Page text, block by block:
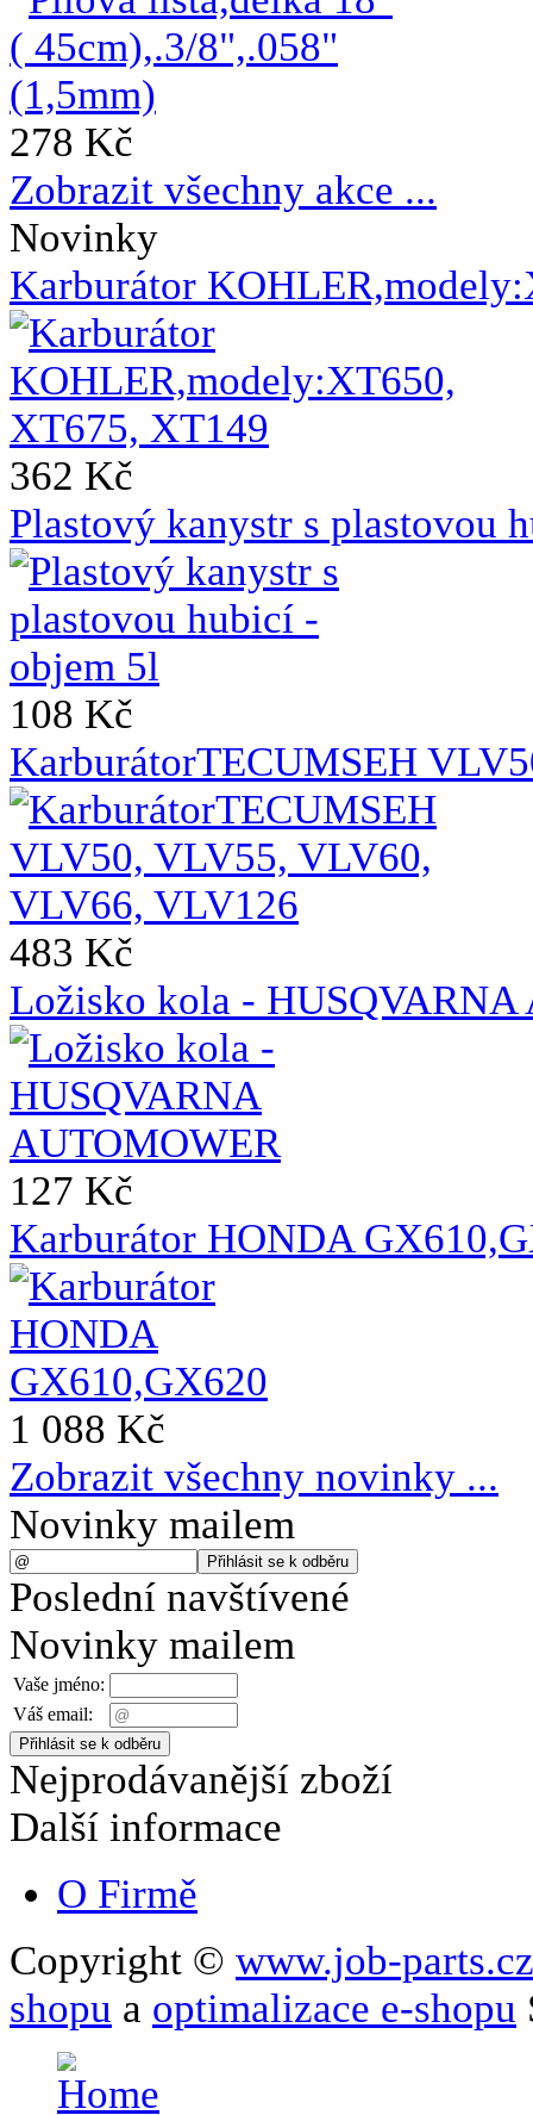
278 Kč
Zobrazit všechny akce ...
Novinky
Karburátor
362 Kč
Plastový kanystr s plastovou
108 Kč
KarburátorTECUMSEH
483 Kč
Ložisko kola - HUSQVARNA
127 Kč
Karburátor HONDA
1 088 Kč
Zobrazit všechny novinky ...
Novinky mailem
Poslední navštívené
Novinky mailem
Vaše jméno:
Váš email:
Nejprodávanější zboží
Další informace
O Firmě
Copyright © www.job-parts.cz
shopu a optimalizace e-shopu